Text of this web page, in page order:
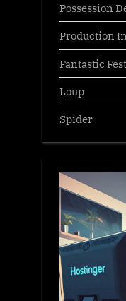
Possession
Production
Fantastic Fest
Loup
Spider